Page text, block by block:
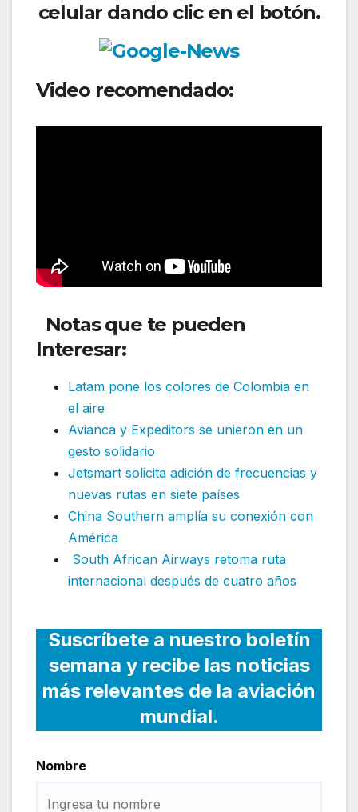
celular dando clic en el botón.
Video recomendado:
Notas que te pueden
Interesar:
Latam pone los colores de Colombia en
el aire
Avianca y Expeditors se unieron en un
gesto solidario
Jetsmart solicita adición de frecuencias y
nuevas rutas en siete países
China Southern amplía su conexión con
América
South African Airways retoma ruta
internacional después de cuatro años
Suscríbete a nuestro boletín
semana y recibe las noticias
más relevantes de la aviación
mundial.
Nombre